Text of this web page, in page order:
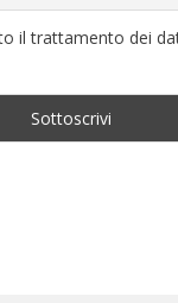
il trattamento dei